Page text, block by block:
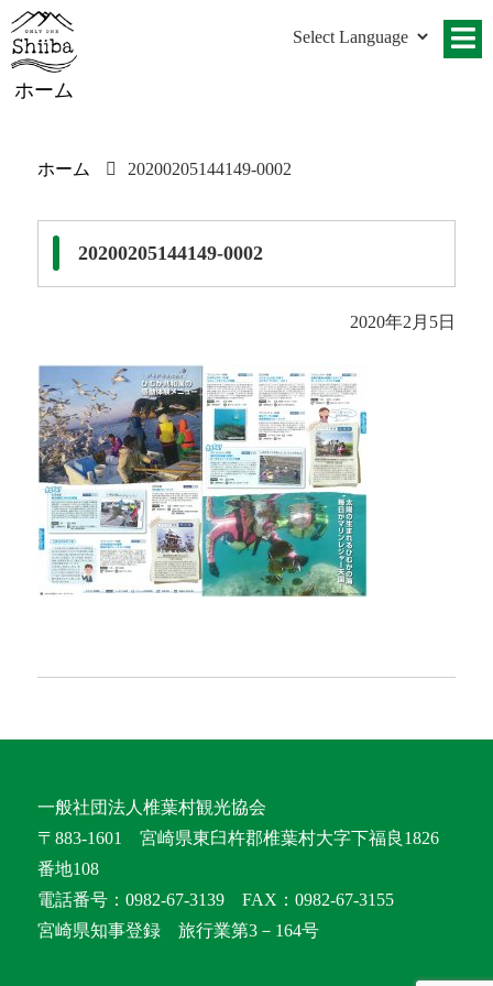
ホーム
ホーム 20200205144149-0002
20200205144149-0002
2020年2月5日
一般社団法人椎葉村観光協会
〒883-1601 宮崎県東臼杵郡椎葉村大字下福良1826
番地108
電話番号：0982-67-3139 FAX：0982-67-3155
宮崎県知事登録 旅行業第3－164号